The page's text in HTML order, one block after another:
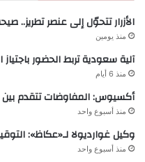
الأزرار تتحوّل إلى عنصر تطريز.. صيحة
منذ يومين
آلية سعودية تربط الحضور باجتياز
منذ 6 أيام
أكسيوس: المفاوضات تتقدم بين
منذ أسبوع واحد
وكيل غوارديولا لـ«عكاظ»:
منذ أسبوع واحد